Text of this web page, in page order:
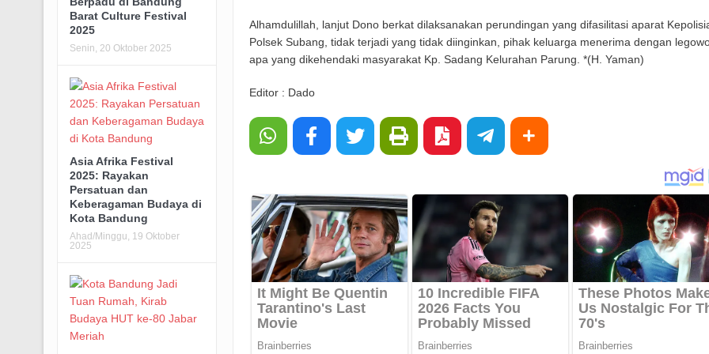
Alhamdulillah, lanjut Dono berkat dilaksanakan perundingan yang difasilitasi aparat
Polsek Subang, tidak terjadi yang tidak diinginkan, pihak keluarga menerima dengan
apa yang dikehendaki masyarakat Kp. Sadang Kelurahan Parung. *(H. Yaman)
Editor : Dado
Barat Culture Festival
2025
Senin, 20 Oktober 2025
Asia Afrika Festival
2025: Rayakan
Persatuan dan
Keberagaman Budaya di
Kota Bandung
Ahad/Minggu, 19 Oktober
2025